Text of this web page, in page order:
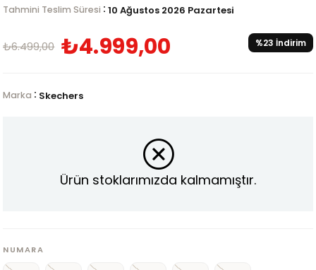
Tahmini Teslim Süresi : 10 Ağustos 2026 Pazartesi
₺6.499,00 ₺4.999,00 %23 İndirim
Marka : Skechers
Ürün stoklarımızda kalmamıştır.
NUMARA